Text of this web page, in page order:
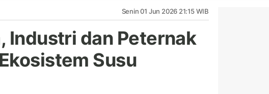
Senin 01 Jun 2026 21:15 WIB
Industri dan Peternak
Susu